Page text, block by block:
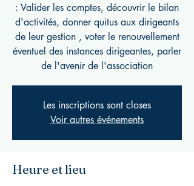
: Valider les comptes, découvrir le bilan
d'activités, donner quitus aux dirigeants
de leur gestion , voter le renouvellement
éventuel des instances dirigeantes, parler
de l'avenir de l'association
Les inscriptions sont closes
Voir autres événements
Heure et lieu